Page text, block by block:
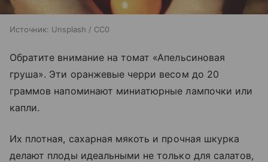
Источник: Unsplash / CC0
Обратите внимание на томат «Апельсиновая
груша». Эти оранжевые черри весом до 20
граммов напоминают миниатюрные лампочки или
капли.
Их плотная, сахарная мякоть и прочная шкурка
делают плоды идеальными не только для салатов,